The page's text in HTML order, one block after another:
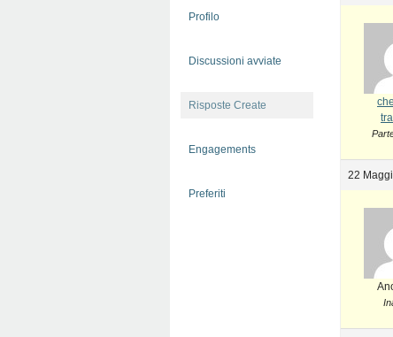
Profilo
Discussioni avviate
Risposte Create
Engagements
Preferiti
22